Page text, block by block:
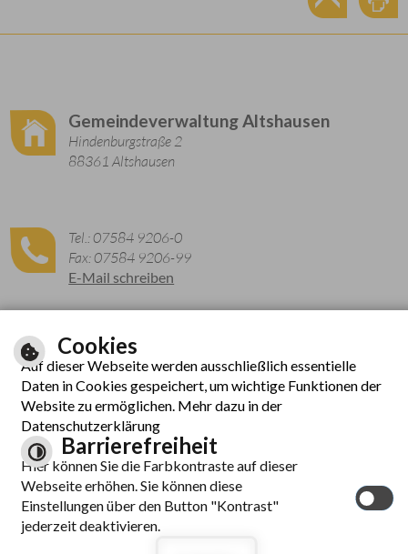
Gemeindeverwaltung Altshausen
Hindenburgstraße 2
88361 Altshausen
Tel.: 07584 9206-0
Fax: 07584 9206-99
E-Mail schreiben
Zu den aktuellen Öffnungszeiten
© cm city media GmbH
Inhalt| Hilfe |
Barrierefreiheit
Cookies
Auf dieser Webseite werden ausschließlich essentielle
Daten in Cookies gespeichert, um wichtige Funktionen der
Website zu ermöglichen. Mehr dazu in der
Datenschutzerklärung
Barrierefreiheit
Hier können Sie die Farbkontraste auf dieser
Webseite erhöhen. Sie können diese
Einstellungen über den Button "Kontrast"
jederzeit deaktivieren.